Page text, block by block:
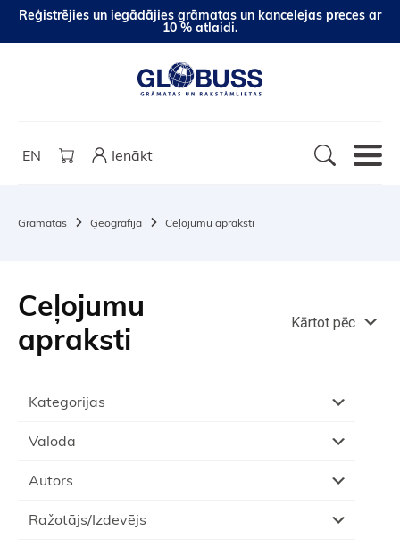
Reģistrējies un iegādājies grāmatas un kancelejas preces ar
10 % atlaidi.
EN Ienākt
Grāmatas Ģeogrāfija Ceļojumu apraksti
Kategorijas
Valoda
Autors
Ražotājs/Izdevējs
Ceļojumu
apraksti
Kārtot pēc